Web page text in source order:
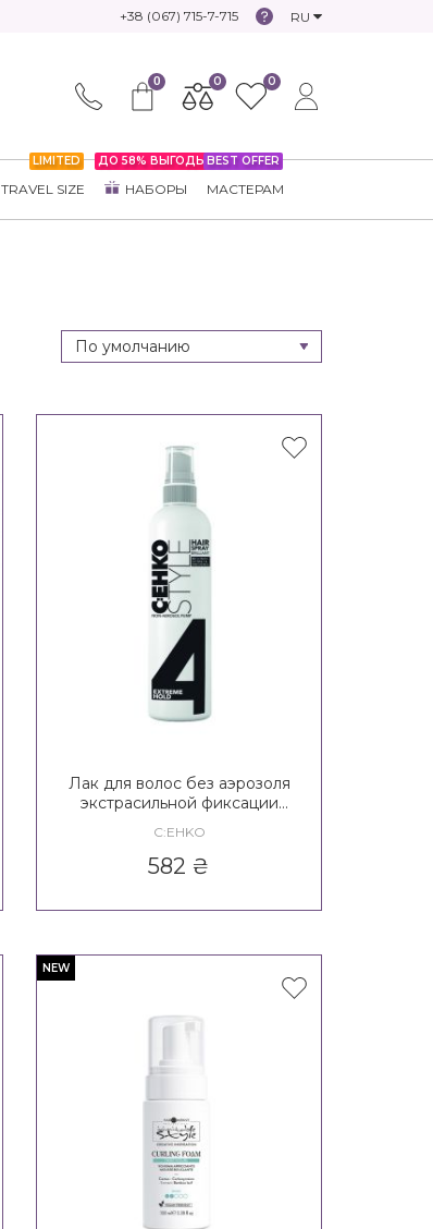
+38 (067) 715-7-715 RU
0 0 0
LIMITED
TRAVEL SIZE
ДО 58% ВЫГОДЫ
НАБОРЫ
BEST OFFER
МАСТЕРАМ
Лак для волос без аэрозоля
экстрасильной фиксации
Spray Non Aerosol 4*
C:EHKO
582 ₴
NEW